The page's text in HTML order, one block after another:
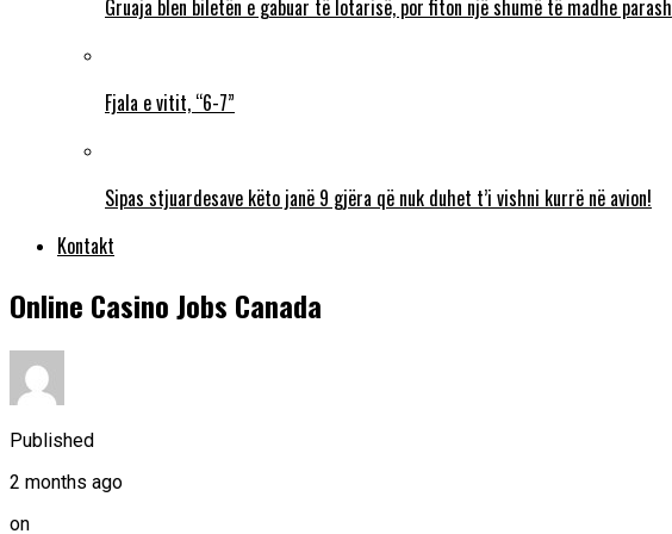
Gruaja blen biletën e gabuar të lotarisë, por fiton një shumë të madhe parash
Fjala e vitit, “6-7”
Sipas stjuardesave këto janë 9 gjëra që nuk duhet t’i vishni kurrë në avion!
Kontakt
Online Casino Jobs Canada
Published
2 months ago
on